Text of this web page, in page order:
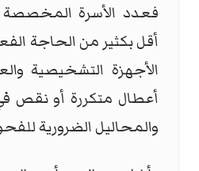
فعدد الأسرة
أقل بكثير من الحاجة
الأجهزة التشخيصية
أعطال متكررة أو نقص
والمحاليل الضرورية